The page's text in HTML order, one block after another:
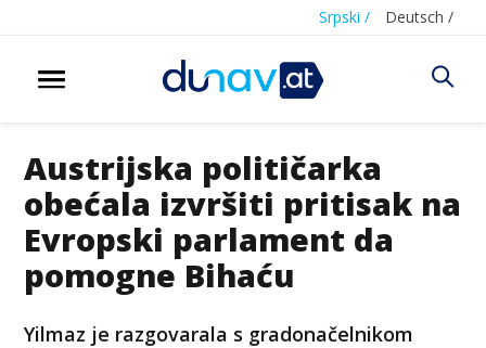
Srpski / Deutsch /
Austrijska političarka
obećala izvršiti pritisak na
Evropski parlament da
pomogne Bihaću
Yilmaz je razgovarala s gradonačelnikom